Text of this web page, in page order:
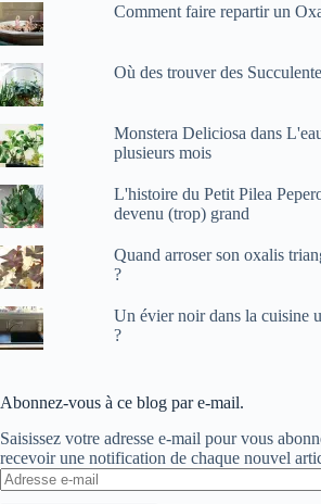
Comment faire repartir un
Où des trouver des
Monstera Deliciosa dans
plusieurs mois
L'histoire du Petit Pilea
devenu (trop) grand
Quand arroser son oxalis
?
Un évier noir dans la cuisine
?
Abonnez-vous à ce blog par e-mail.
Saisissez votre adresse e-mail pour vous
recevoir une notification de chaque nouvel
Adresse
e-